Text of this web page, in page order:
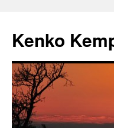
Kenko